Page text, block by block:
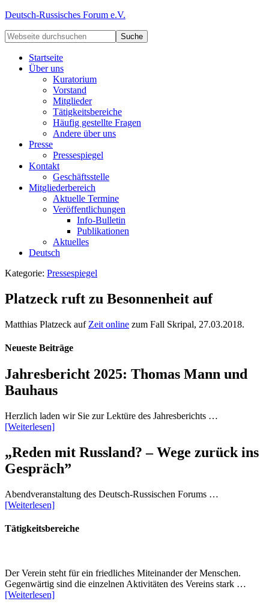
Deutsch-Russisches Forum e.V.
Startseite
Über uns
Kuratorium
Vorstand
Mitglieder
Tätigkeitsbereiche
Häufig gestellte Fragen
Andere über uns
Presse
Pressespiegel
Kontakt
Geschäftsstelle
Mitgliederbereich
Aktuelle Termine
Veröffentlichungen
Info-Bulletin
Publikationen
Aktuelles
Deutsch
Kategorie: Pressespiegel
Platzeck ruft zu Besonnenheit auf
Matthias Platzeck auf Zeit online zum Fall Skripal, 27.03.2018.
Neueste Beiträge
Jahresbericht 2025: Thomas Mann und
Bauhaus
Herzlich laden wir Sie zur Lektüre des Jahresberichts …
[Weiterlesen]
„Reden mit Russland? – Wege zurück ins
Gespräch”
Abendveranstaltung des Deutsch-Russischen Forums …
[Weiterlesen]
Tätigkeitsbereiche
Der Verein steht für ein friedliches Miteinander der Menschen.
Gegenwärtig sind die einzelnen Aktivitäten des Vereins stark …
[Weiterlesen]